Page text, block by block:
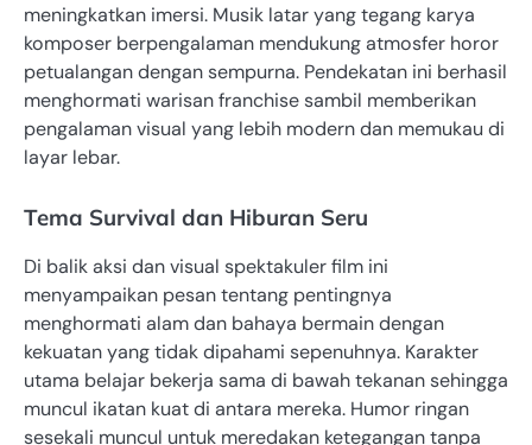
meningkatkan imersi. Musik latar yang tegang karya
komposer berpengalaman mendukung atmosfer horor
petualangan dengan sempurna. Pendekatan ini berhasil
menghormati warisan franchise sambil memberikan
pengalaman visual yang lebih modern dan memukau di
layar lebar.
Tema Survival dan Hiburan Seru
Di balik aksi dan visual spektakuler film ini
menyampaikan pesan tentang pentingnya
menghormati alam dan bahaya bermain dengan
kekuatan yang tidak dipahami sepenuhnya. Karakter
utama belajar bekerja sama di bawah tekanan sehingga
muncul ikatan kuat di antara mereka. Humor ringan
sesekali muncul untuk meredakan ketegangan tanpa